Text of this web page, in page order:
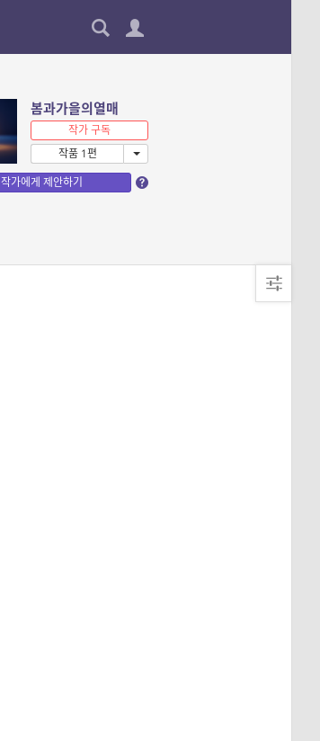
봄과가을의열매
작가 구독
작품 1편
작가에게 제안하기